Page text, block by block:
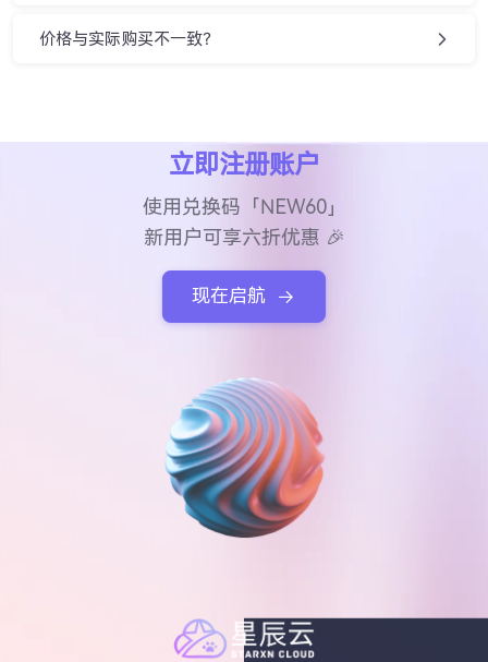
价格与实际购买不一致？
立即注册账户
使用兑换码「NEW60」
新用户可享六折优惠 🎉
现在启航